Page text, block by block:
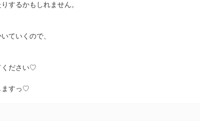
するかもしれません。
ていくので、
ください♡
ますっ♡